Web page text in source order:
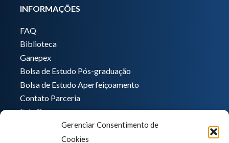
Gerenciar Consentimento de
Cookies
INFORMAÇÕES
FAQ
Biblioteca
Ganepex
Bolsa de Estudo Pós-graduação
Bolsa de Estudo Aperfeiçoamento
Contato Parceria
Fale Conosco